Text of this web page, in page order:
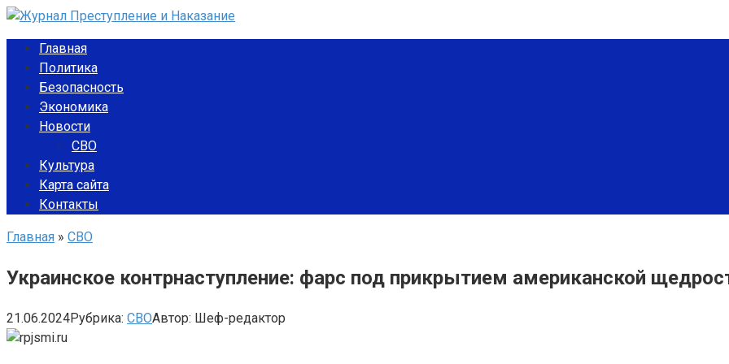
Перейти
контентуГлавная
Политика
Безопасность
Экономика
Новости
СВО
Культура
Карта сайта
Контакты
Главная » СВО
Украинское контрнаступление: фарс под прикрытием американской
21.06.2024Рубрика: СВОАвтор: Шеф-редактор